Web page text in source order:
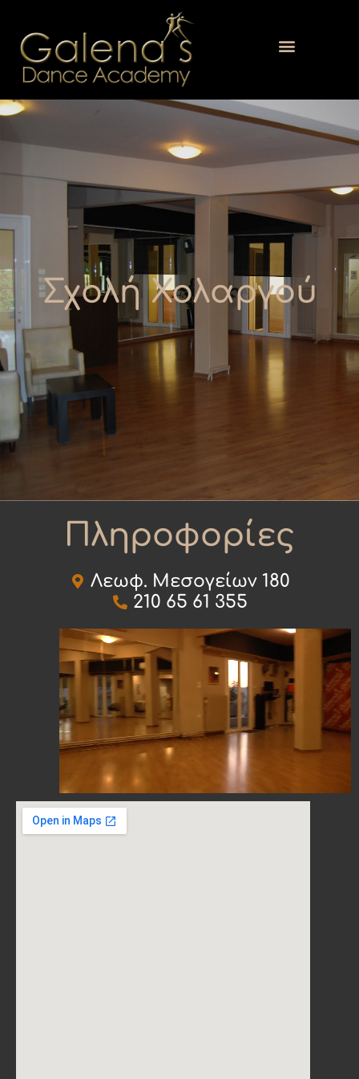
Σχολή Χολαργού
Πληροφορίες
Λεωφ. Μεσογείων 180
210 65 61 355